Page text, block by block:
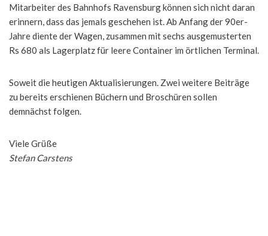
Mitarbeiter des Bahnhofs Ravensburg können sich nicht daran
erinnern, dass das jemals geschehen ist. Ab Anfang der 90er-
Jahre diente der Wagen, zusammen mit sechs ausgemusterten
Rs 680 als Lagerplatz für leere Container im örtlichen Terminal.
Soweit die heutigen Aktualisierungen. Zwei weitere Beiträge
zu bereits erschienen Büchern und Broschüren sollen
demnächst folgen.
Viele Grüße
Stefan Carstens